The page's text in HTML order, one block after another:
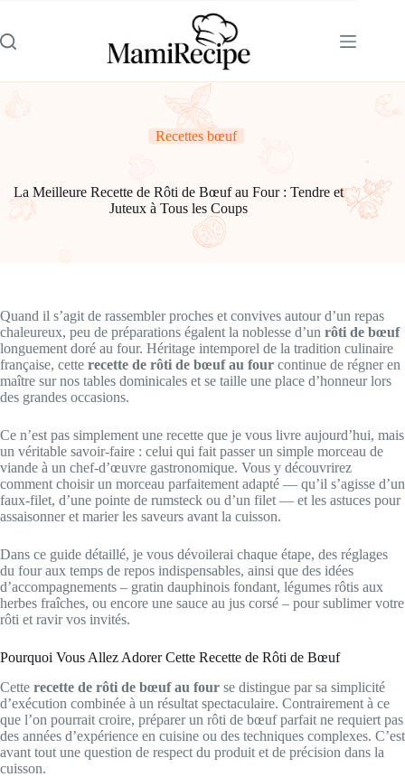
content
Recettes bœuf
La Meilleure Recette de Rôti de Bœuf au Four : Tendre et
Juteux à Tous les Coups
Quand il s’agit de rassembler proches et convives autour d’un repas
chaleureux, peu de préparations égalent la noblesse d’un rôti de bœuf
longuement doré au four. Héritage intemporel de la tradition culinaire
française, cette recette de rôti de bœuf au four continue de régner en
maître sur nos tables dominicales et se taille une place d’honneur lors
des grandes occasions.
Ce n’est pas simplement une recette que je vous livre aujourd’hui, mais
un véritable savoir-faire : celui qui fait passer un simple morceau de
viande à un chef‑d’œuvre gastronomique. Vous y découvrirez
comment choisir un morceau parfaitement adapté — qu’il s’agisse d’un
faux‑filet, d’une pointe de rumsteck ou d’un filet — et les astuces pour
assaisonner et marier les saveurs avant la cuisson.
Dans ce guide détaillé, je vous dévoilerai chaque étape, des réglages
du four aux temps de repos indispensables, ainsi que des idées
d’accompagnements – gratin dauphinois fondant, légumes rôtis aux
herbes fraîches, ou encore une sauce au jus corsé – pour sublimer votre
rôti et ravir vos invités.
Pourquoi Vous Allez Adorer Cette Recette de Rôti de Bœuf
Cette recette de rôti de bœuf au four se distingue par sa simplicité
d’exécution combinée à un résultat spectaculaire. Contrairement à ce
que l’on pourrait croire, préparer un rôti de bœuf parfait ne requiert pas
des années d’expérience en cuisine ou des techniques complexes. C’est
avant tout une question de respect du produit et de précision dans la
cuisson.